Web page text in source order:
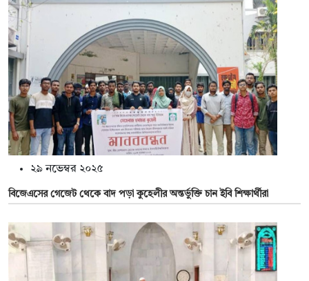
২৯ নভেম্বর ২০২৫
বিজেএসের গেজেট থেকে বাদ পড়া কুহেলীর অন্তর্ভুক্তি চান ইবি শিক্ষার্থীরা